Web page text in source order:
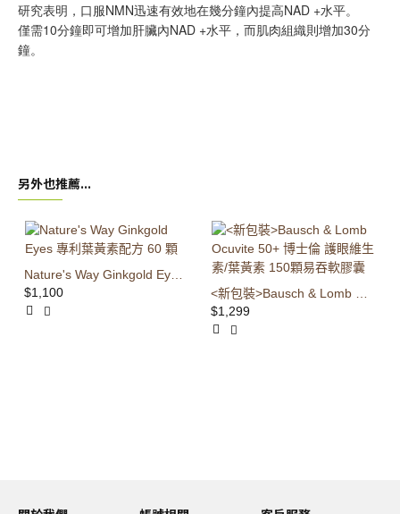
研究表明，口服NMN迅速有效地在幾分鐘內提高NAD +水平。
僅需10分鐘即可增加肝臟內NAD +水平，而肌肉組織則增加30分
鐘。
另外也推薦...
$1,100
$1,299